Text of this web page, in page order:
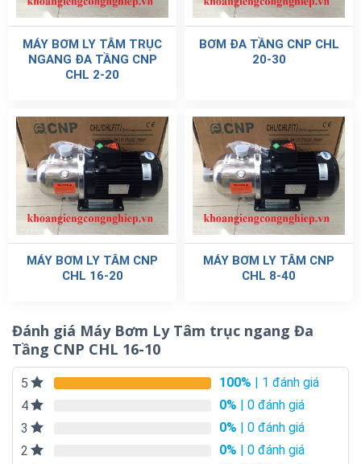
MÁY BƠM LY TÂM TRỤC
NGANG ĐA TẦNG CNP
CHL 2-20
BƠM ĐA TẦNG CNP CHL
20-30
MÁY BƠM LY TÂM CNP
CHL 16-20
MÁY BƠM LY TÂM CNP
CHL 8-40
Đánh giá Máy Bơm Ly Tâm trục ngang Đa
Tầng CNP CHL 16-10
5 100% | 1 đánh giá
4
0% | 0 đánh giá
3
0% | 0 đánh giá
2
0% | 0 đánh giá